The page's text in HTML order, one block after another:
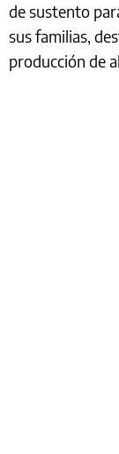
de sustento
sus familias,
producción de